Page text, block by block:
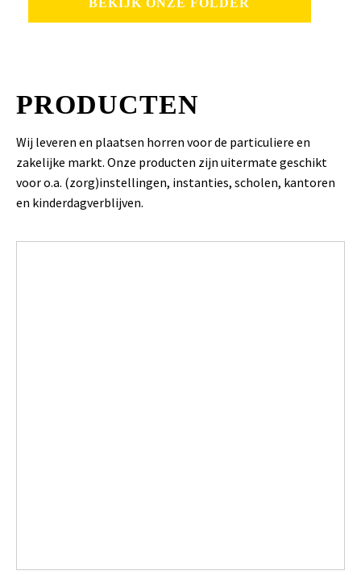
BEKIJK ONZE FOLDER
PRODUCTEN
Wij leveren en plaatsen horren voor de particuliere en
zakelijke markt. Onze producten zijn uitermate geschikt
voor o.a. (zorg)instellingen, instanties, scholen, kantoren
en kinderdagverblijven.